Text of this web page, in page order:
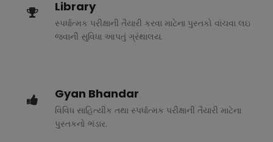
Library
સ્પર્ધાત્મક પરીક્ષાની તૈયારી કરવા માટેના પુસ્તકો વાંચવા લઇ
જવાની સુવિધા આપતું ગ્રંથાલય.
Gyan Bhandar
વિવિધ સાહિત્યીક તથા સ્પર્ધાત્મક પરીક્ષાની તૈયારી માટેના
પુસ્તકનો ભંડાર.